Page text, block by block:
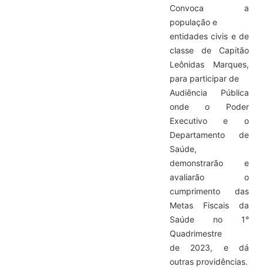
Convoca a
população e
entidades civis e de
classe de Capitão
Leônidas Marques,
para participar de
Audiência Pública
onde o Poder
Executivo e o
Departamento de
Saúde,
demonstrarão e
avaliarão o
cumprimento das
Metas Fiscais da
Saúde no 1°
Quadrimestre
de 2023, e dá
outras providências.